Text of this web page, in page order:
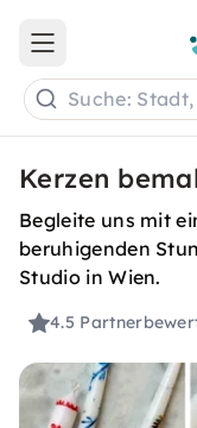
Open main menu
Suche:
Kerzen
Begleite uns mit
beruhigenden
Studio in Wien.
4.5